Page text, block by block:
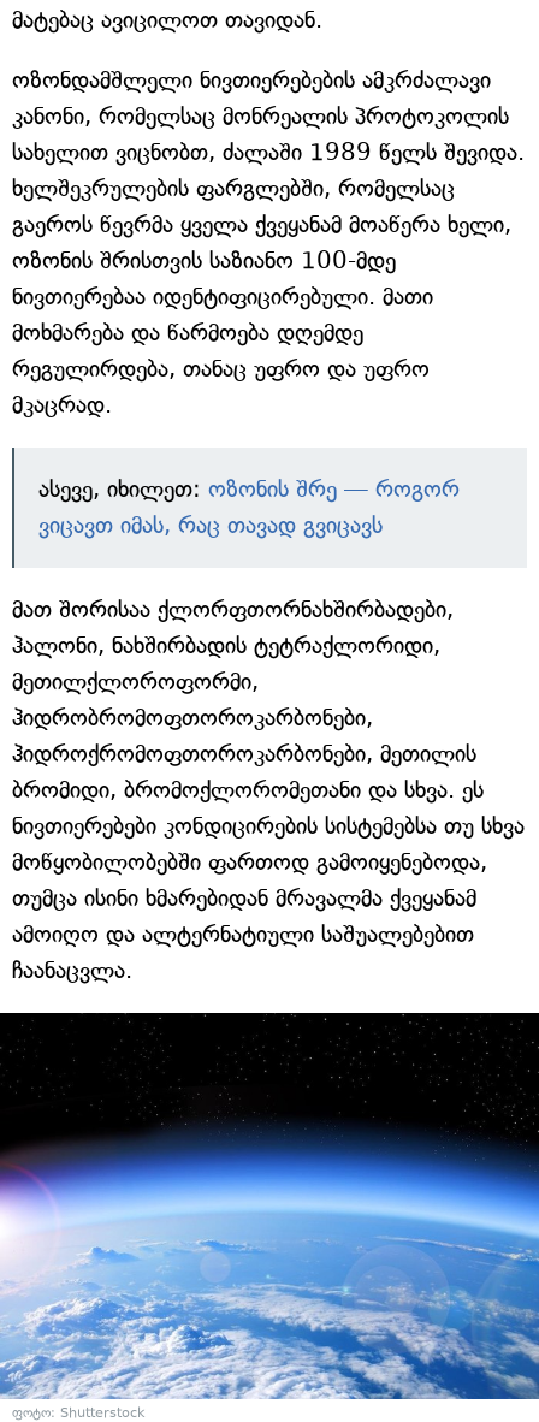
მატებაც ავიცილოთ თავიდან.
ოზონდამშლელი ნივთიერებების ამკრძალავი
კანონი, რომელსაც მონრეალის პროტოკოლის
სახელით ვიცნობთ, ძალაში 1989 წელს შევიდა.
ხელშეკრულების ფარგლებში, რომელსაც
გაეროს წევრმა ყველა ქვეყანამ მოაწერა ხელი,
ოზონის შრისთვის საზიანო 100-მდე
ნივთიერებაა იდენტიფიცირებული. მათი
მოხმარება და წარმოება დღემდე
რეგულირდება, თანაც უფრო და უფრო
მკაცრად.
ასევე, იხილეთ: ოზონის შრე — როგორ
ვიცავთ იმას, რაც თავად გვიცავს
მათ შორისაა ქლორფთორნახშირბადები,
ჰალონი, ნახშირბადის ტეტრაქლორიდი,
მეთილქლოროფორმი,
ჰიდრობრომოფთოროკარბონები,
ჰიდროქრომოფთოროკარბონები, მეთილის
ბრომიდი, ბრომოქლორომეთანი და სხვა. ეს
ნივთიერებები კონდიცირების სისტემებსა თუ სხვა
მოწყობილობებში ფართოდ გამოიყენებოდა,
თუმცა ისინი ხმარებიდან მრავალმა ქვეყანამ
ამოიღო და ალტერნატიული საშუალებებით
ჩაანაცვლა.
ფოტო: Shutterstock